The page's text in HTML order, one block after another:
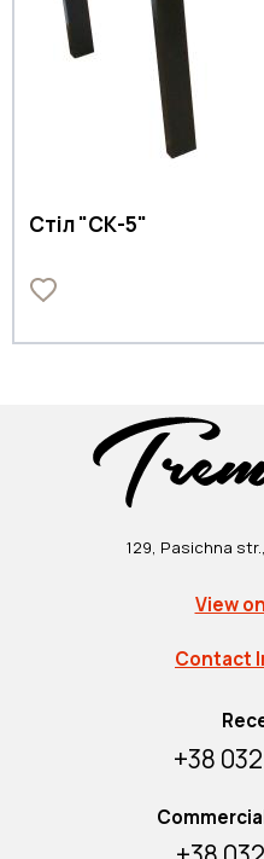
Стіл "СК-5"
+38
129, Pasichna
View
Contact